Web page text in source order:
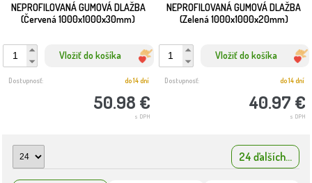
NEPROFILOVANÁ GUMOVÁ DLAŽBA
(Červená 1000x1000x30mm)
Vložiť do košíka
50.98 €
s DPH
Dostupnosť: do 14 dní
NEPROFILOVANÁ GUMOVÁ DLAŽBA
(Zelená 1000x1000x20mm)
Vložiť do košíka
40.97 €
s DPH
Dostupnosť: do 14 dní
24 ďalších...